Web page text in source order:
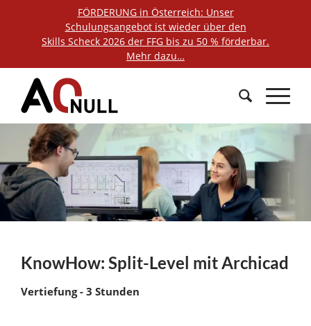
FÖRDERUNG in Österreich: Unser
Schulungsangebot ist wieder über den
Skills Scheck 2026 der FFG bis zu 50 % förderbar.
Mehr dazu…
KnowHow: Split-Level mit Archicad
Vertiefung - 3 Stunden